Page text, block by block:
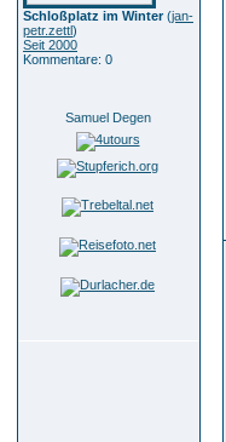
Schloßplatz im Winter(jan-
petr.zettl)
Seit 2000
Kommentare: 0
Samuel Degen